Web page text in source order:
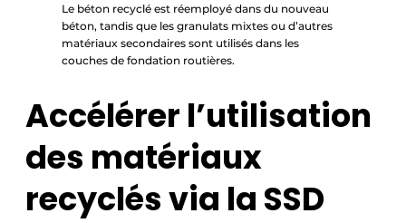
Le béton recyclé est réemployé dans du nouveau
béton, tandis que les granulats mixtes ou d’autres
matériaux secondaires sont utilisés dans les
couches de fondation routières.
Accélérer l’utilisation
des matériaux
recyclés via la SSD